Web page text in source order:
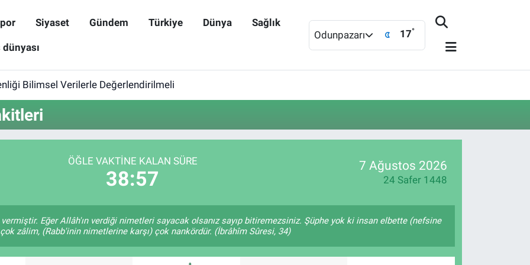
Siyaset Gündem Türkiye Dünya Sağlık
Odunpazarı 17°
Bilimsel Verilerle Değerlendirilmeli
ÖĞLE VAKTINE KALAN SÜRE
38:57
7 Ağustos 2026
24 Safer 1448
Eğer Allâh'ın verdiği nimetleri sayacak olsanız sayıp bitiremezsiniz. Şüphe yok ki insan elbette (nefsine
zâlim, (Rabb'inin nimetlerine karşı) çok nankördür. (İbrâhîm Sûresi, 34)